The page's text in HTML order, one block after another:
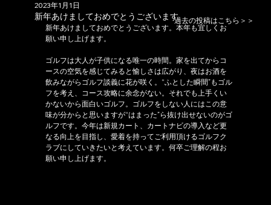
新年あけましておめでとうございます
2023年1月1日
新年あけましておめでとうございます。本年も宜しくお
願い申し上げます。
ゴルフは大人が子供になる唯一の時間。家を出てからコ
ースの空気を感じてみると愉しさは広がり、夜はお酒を
飲みながらゴルフ談義に花が咲く。“ふとした瞬間”もゴル
フを考え、コース攻略に余念がない。それでも上手くい
かないから面白いゴルフ。ゴルフをしない人にはこの意
味が分からと思いますが“はまった”ら抜け出せないのがゴ
ルフです。今年は新規カート、カートナビの導入など更
なる向上を目指し、愛着を持ってご利用頂けるゴルフク
ラブにしていきたいと考えています。何卒ご理解の程お
願い申し上げます。
過去の投稿はこちら＞＞